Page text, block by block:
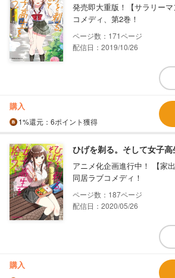
発売即大重版！【サラリー
コメディ、第2巻！
171
配信日：2019/10/26
購入
1%還元 ：6ポイント獲得
ひげを剃る。そして女子高
アニメ化企画進行中！ 【家
同居ラブコメディ！
187
配信日：2020/05/26
購入